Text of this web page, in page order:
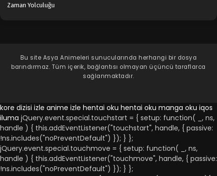
Zaman Yolculuğu
Bu site Asya Animeleri sunucularında herhangi bir dosya
barındırmaz. Tüm içerik, bağlantısı olmayan üçüncü taraflarca
sağlanmaktadır.
kore dizisi izle anime izle hentai oku hentai oku manga oku iqos
iluma jQuery.event.special.touchstart = { setup: function( _, ns,
handle ) { this.addEventListener("touchstart", handle, { passive:
!ns.includes("noPreventDefault") }); } };
jQuery.event.special.touchmove = { setup: function( _, ns,
handle ) { this.addEventListener("touchmove", handle, { passive:
!ns.includes("noPreventDefault") }); } };